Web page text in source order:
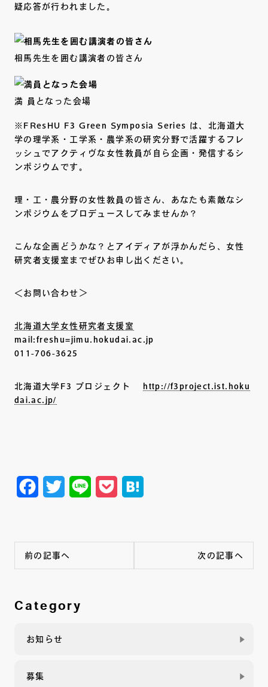
疑応答が行われました。
相馬先生を囲む講演者の皆さん
満 員となった会場
※FResHU F3 Green Symposia Series は、北海道大
学の理学系・工学系・農学系の研究分野で活躍するフレ
ッシュでアクティヴな女性教員が自ら企画・発信するシ
ンポジウムです。
理・工・農分野の女性教員の皆さん、あなたも素敵なシ
ンポジウムをプロデュースしてみませんか？
こんな企画どうかな？とアイディアが浮かんだら、女性
研究者支援室までぜひお申し出ください。
＜お問い合わせ＞
北海道大学女性研究者支援室
mail:freshu=jimu.hokudai.ac.jp
011-706-3625
北海道大学F3 プロジェクト
http://f3project.ist.hoku
dai.ac.jp/
Facebook
TwitterLine Pocket
前の記事へ 次の記事へ
Category
お知らせ
募集